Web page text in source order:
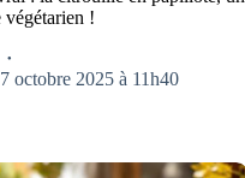
végétarien !
octobre 2025 à 11h40